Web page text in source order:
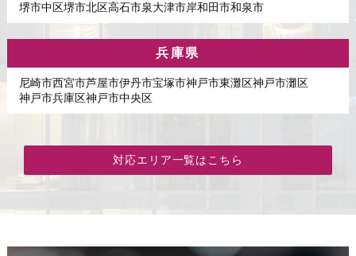
堺市中区堺市北区高石市泉大津市岸和田市和泉市
兵庫県
尼崎市西宮市芦屋市伊丹市宝塚市神戸市東灘区神戸市灘区
神戸市兵庫区神戸市中央区
対応エリア一覧はこちら